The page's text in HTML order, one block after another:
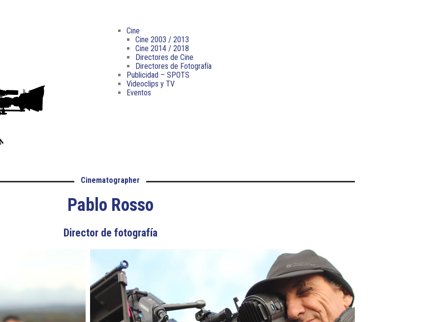
7
3.10/
RONFORD
F-
7
SWING
RELEASE
4.8
–
LADDER
POD
4.9
QUICK
Cine
Cine 2003 / 2013
Cine 2014 / 2018
Directores de Cine
Directores de Fotografía
Publicidad – SPOTS
Videoclips y TV
Eventos
Cinematographer
Pablo Rosso
Director de fotografía